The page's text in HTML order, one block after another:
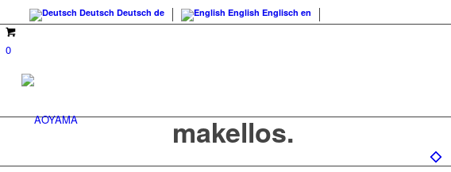
Deutsch Deutsch de English Englisch en
0
makellos.